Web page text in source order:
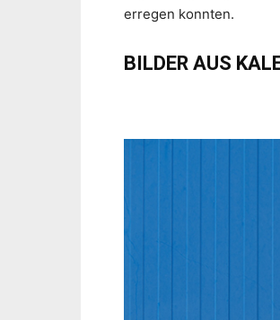
erregen konnten.
BILDER AUS